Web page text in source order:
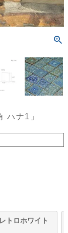
ハナ1」
レトロホワイト